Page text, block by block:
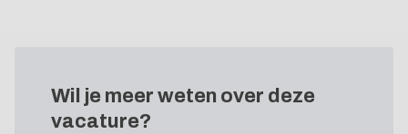
Wil je meer weten over deze
vacature?